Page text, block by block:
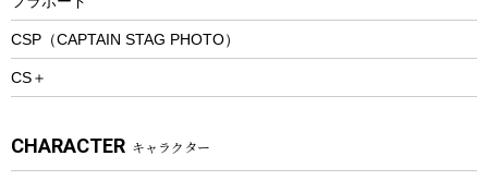
トレッキングアクセサリー
プレイグッズ
ウェルネス
ウェア、タオル
CSP（CAPTAIN STAG PHOTO）
CS＋
CHARACTER キャラクター